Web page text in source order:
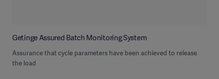
Getinge Assured Batch Monitoring System
Assurance that cycle parameters have been achieved to release
the load